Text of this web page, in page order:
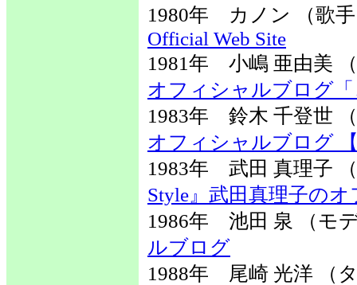
1980年 カノン （
Official Web Site
1981年 小嶋 亜由
オフィシャルブログ
1983年 鈴木 千登
オフィシャルブログ
1983年 武田 真理
Style』武田真理子の
1986年 池田 泉 （
ルブログ
1988年 尾崎 光洋 （